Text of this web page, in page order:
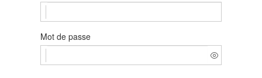
Mot de passe